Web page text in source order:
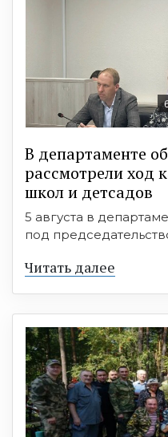
В департаменте
рассмотрели ход
школ и детсадов
5 августа в
под
Читать далее